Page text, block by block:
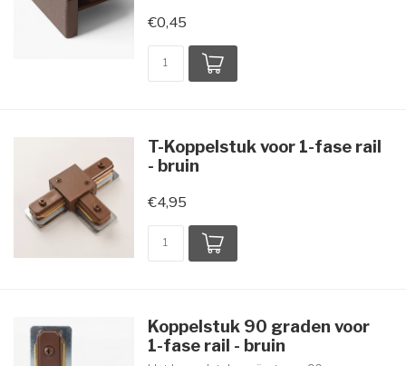
€0,45
T-Koppelstuk voor 1-fase rail
- bruin
€4,95
Koppelstuk 90 graden voor
1-fase rail - bruin